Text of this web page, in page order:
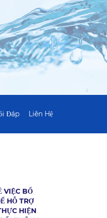
Đáp Liên Hệ
VIỆC BỐ
HỖ TRỢ
HIỆN